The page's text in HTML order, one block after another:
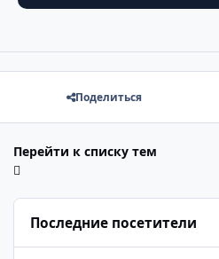
Поделиться
Перейти к списку тем
Последние посетители